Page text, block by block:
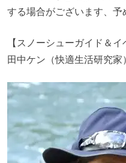
する場合がございます、予
【スノーシューガイド
田中ケン（快適生活研究家）